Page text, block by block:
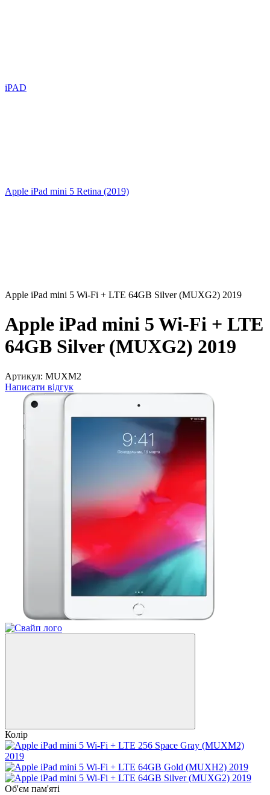
iPAD
Apple iPad mini 5 Retina (2019)
Apple iPad mini 5 Wi-Fi + LTE 64GB Silver (MUXG2) 2019
Apple iPad mini 5 Wi-Fi + LTE
64GB Silver (MUXG2) 2019
Артикул: MUXM2
Написати відгук
Колір
Об'єм пам'яті